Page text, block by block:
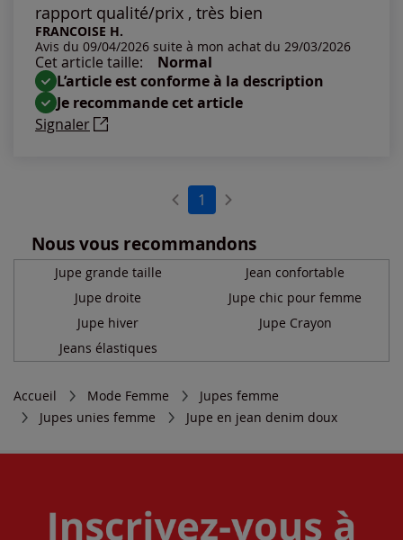
rapport qualité/prix , très bien
FRANCOISE H.
Avis du 09/04/2026 suite à mon achat du 29/03/2026
Cet article taille:
Normal
L’article est conforme à la description
Je recommande cet article
Signaler
1
Nous vous recommandons
Jupe grande taille
Jupe droite
Jean confortable
Jupe chic pour femme
Jupe hiver
Jeans élastiques
Jupe Crayon
Accueil Mode Femme
Jupes femme
Jupes unies femme
Jupe en jean denim doux